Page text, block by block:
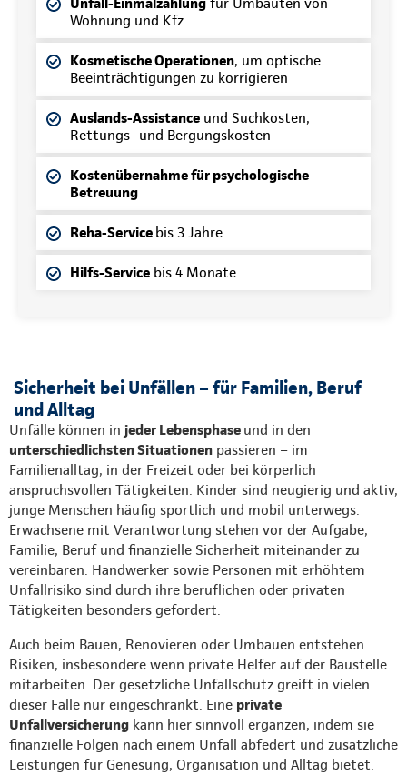
Wohnung und Kfz
Kosmetische Operationen, um optische
Beeinträchtigungen zu korrigieren
Auslands-Assistance und Suchkosten,
Rettungs- und Bergungskosten
Kostenübernahme für psychologische
Betreuung
Reha-Service bis 3 Jahre
Hilfs-Service bis 4 Monate
Sicherheit bei Unfällen – für Familien, Beruf
und Alltag
Unfälle können in jeder Lebensphase und in den
unterschiedlichsten Situationen passieren – im
Familienalltag, in der Freizeit oder bei körperlich
anspruchsvollen Tätigkeiten. Kinder sind neugierig und aktiv,
junge Menschen häufig sportlich und mobil unterwegs.
Erwachsene mit Verantwortung stehen vor der Aufgabe,
Familie, Beruf und finanzielle Sicherheit miteinander zu
vereinbaren. Handwerker sowie Personen mit erhöhtem
Unfallrisiko sind durch ihre beruflichen oder privaten
Tätigkeiten besonders gefordert.
Auch beim Bauen, Renovieren oder Umbauen entstehen
Risiken, insbesondere wenn private Helfer auf der Baustelle
mitarbeiten. Der gesetzliche Unfallschutz greift in vielen
dieser Fälle nur eingeschränkt. Eine private
Unfallversicherung kann hier sinnvoll ergänzen, indem sie
finanzielle Folgen nach einem Unfall abfedert und zusätzliche
Leistungen für Genesung, Organisation und Alltag bietet.